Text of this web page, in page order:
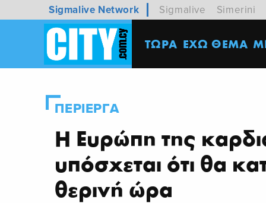
Sigmalive Network Sigmalive Simerini
ΤΩΡΑ ΕΧΩ ΘΕΜΑ
ΠΕΡΙΕΡΓΑ
Η Ευρώπη της
υπόσχεται ότι θα
θερινή ώρα